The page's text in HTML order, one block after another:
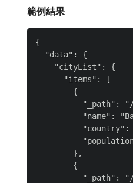
範例結果
{
  "data": {
    "cityList": {
      "items": [
        {
"_path":
"name":
"country":
        },
        {
"_path":